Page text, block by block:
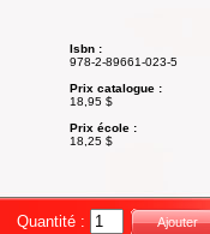
Isbn :
978-2-89661-023-5
Prix catalogue :
18,95 $
Prix école :
18,25 $
Quantité : Ajouter